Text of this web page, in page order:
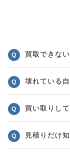
買取できな
壊れている
買い取りし
見積りだけ